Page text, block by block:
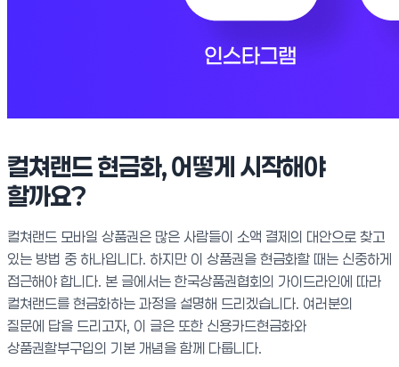
컬쳐랜드 현금화, 어떻게 시작해야
할까요?
컬쳐랜드 모바일 상품권은 많은 사람들이 소액 결제의 대안으로 찾고
있는 방법 중 하나입니다. 하지만 이 상품권을 현금화할 때는 신중하게
접근해야 합니다. 본 글에서는 한국상품권협회의 가이드라인에 따라
컬쳐랜드를 현금화하는 과정을 설명해 드리겠습니다. 여러분의
질문에 답을 드리고자, 이 글은 또한 신용카드현금화와
상품권할부구입의 기본 개념을 함께 다룹니다.